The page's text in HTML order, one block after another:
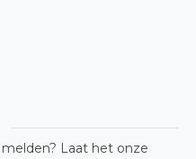
Laat het onze